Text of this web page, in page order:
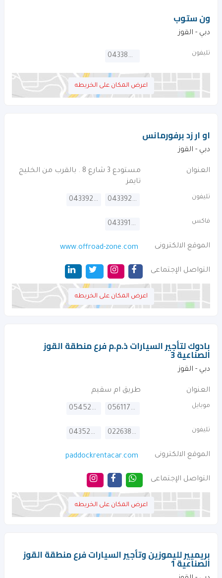
ون ستوب
دبي - القوز
تليفون 043384888
اعرض المكان على الخريطه
او ار زد برفورمانس
دبي - القوز
العنوان
مستودع 3 شارع 8 . بالقرب من الخليج
تايمز
تليفون 043392272
043392449
فاكس 043391477
الموقع الالكترونى www.offroad-zone.com
التواصل الإجتماعى
اعرض المكان على الخريطه
بادوك لتأجير السيارات ذ.م.م فرع منطقة القوز
الصناعية 3
دبي - القوز
العنوان طريق ام سقيم
موبايل 0561177707
0545265555
تليفون 022638276
043522448
الموقع الالكترونى paddockrentacar.com
التواصل الإجتماعى
اعرض المكان على الخريطه
بريميير لليموزين وتأجير السيارات فرع منطقة القوز
الصناعية 1